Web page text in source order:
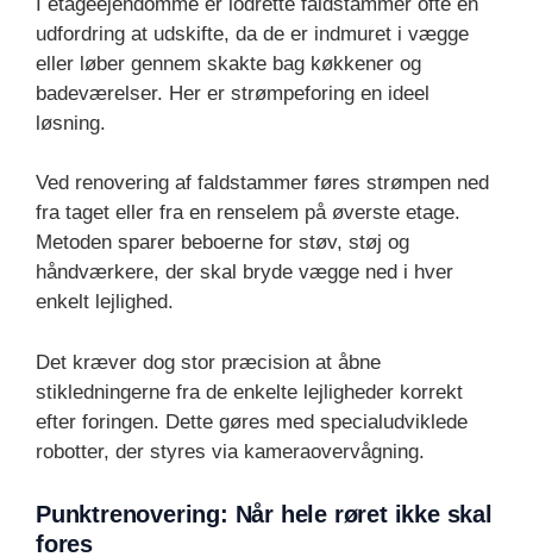
udfordring at udskifte, da de er indmuret i vægge
eller løber gennem skakte bag køkkener og
badeværelser. Her er strømpeforing en ideel
løsning.
Ved renovering af faldstammer føres strømpen ned
fra taget eller fra en renselem på øverste etage.
Metoden sparer beboerne for støv, støj og
håndværkere, der skal bryde vægge ned i hver
enkelt lejlighed.
Det kræver dog stor præcision at åbne
stikledningerne fra de enkelte lejligheder korrekt
efter foringen. Dette gøres med specialudviklede
robotter, der styres via kameraovervågning.
Punktrenovering: Når hele røret ikke skal
fores